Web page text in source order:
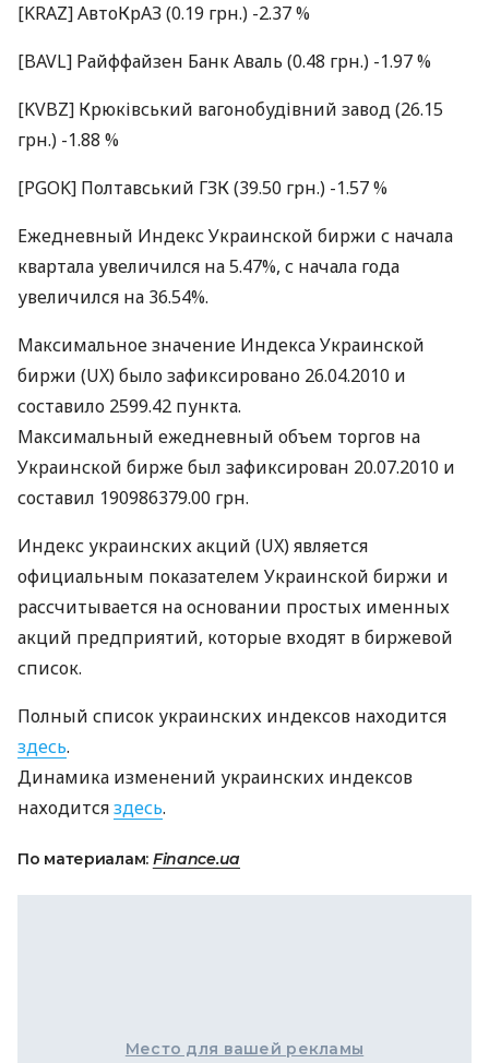
[KRAZ] АвтоКрАЗ (0.19 грн.) -2.37 %
[BAVL] Райффайзен Банк Аваль (0.48 грн.) -1.97 %
[KVBZ] Крюківський вагонобудівний завод (26.15
грн.) -1.88 %
[PGOK] Полтавський ГЗК (39.50 грн.) -1.57 %
Ежедневный Индекс Украинской биржи с начала
квартала увеличился на 5.47%, с начала года
увеличился на 36.54%.
Максимальное значение Индекса Украинской
биржи (UX) было зафиксировано 26.04.2010 и
составило 2599.42 пункта.
Максимальный ежедневный объем торгов на
Украинской бирже был зафиксирован 20.07.2010 и
составил 190986379.00 грн.
Индекс украинских акций (UX) является
официальным показателем Украинской биржи и
рассчитывается на основании простых именных
акций предприятий, которые входят в биржевой
список.
Полный список украинских индексов находится
здесь.
Динамика изменений украинских индексов
находитсяздесь.
По материалам: Finance.ua
Место для вашей рекламы